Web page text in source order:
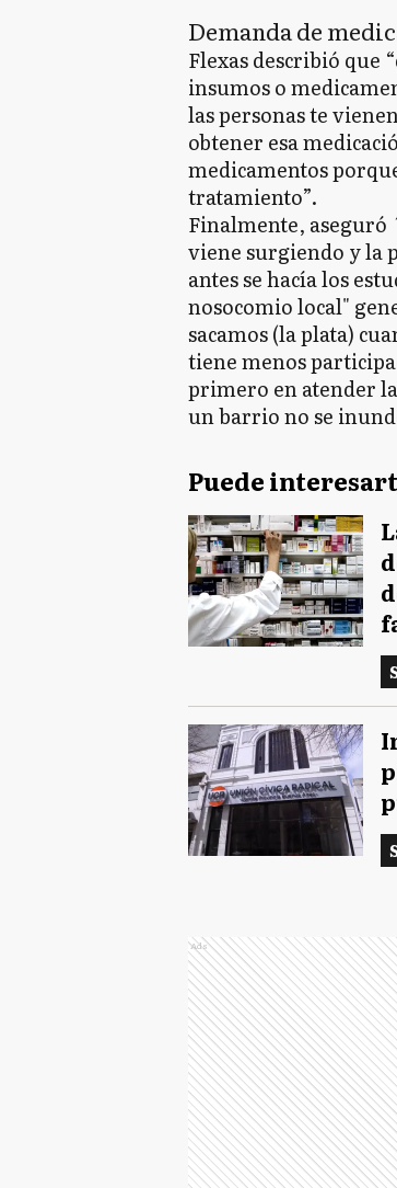
Demanda de
Flexas describió que
insumos o
las personas te
obtener esa
medicamentos
tratamiento”.
Finalmente, aseguró
viene surgiendo y la
antes se hacía los
nosocomio local"
sacamos (la plata)
tiene menos
primero en atender
un barrio no se
Puede
Ads